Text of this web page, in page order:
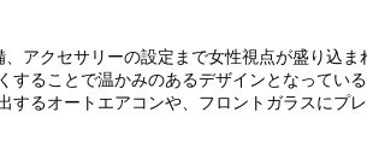
アクセサリーの設定まで女性視点が盛り込ま
ることで温かみのあるデザインとなっている
るオートエアコンや、フロントガラスにプレ